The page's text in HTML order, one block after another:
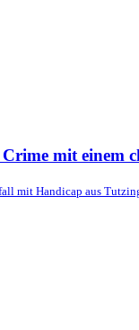
Crime mit einem
mit Handicap aus